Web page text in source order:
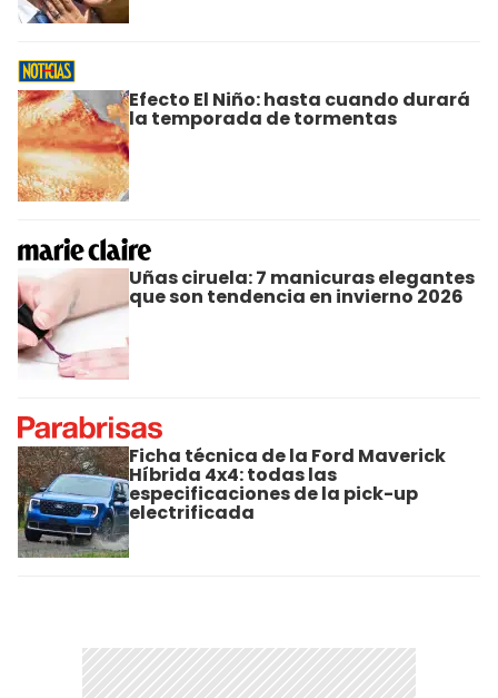
Efecto El Niño: hasta cuando durará
la temporada de tormentas
Uñas ciruela: 7 manicuras elegantes
que son tendencia en invierno 2026
Ficha técnica de la Ford Maverick
Híbrida 4x4: todas las
especificaciones de la pick-up
electrificada